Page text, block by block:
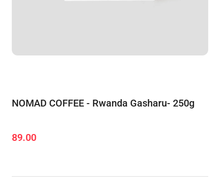
NOMAD COFFEE - Rwanda Gasharu- 250g
Cena:
89.00